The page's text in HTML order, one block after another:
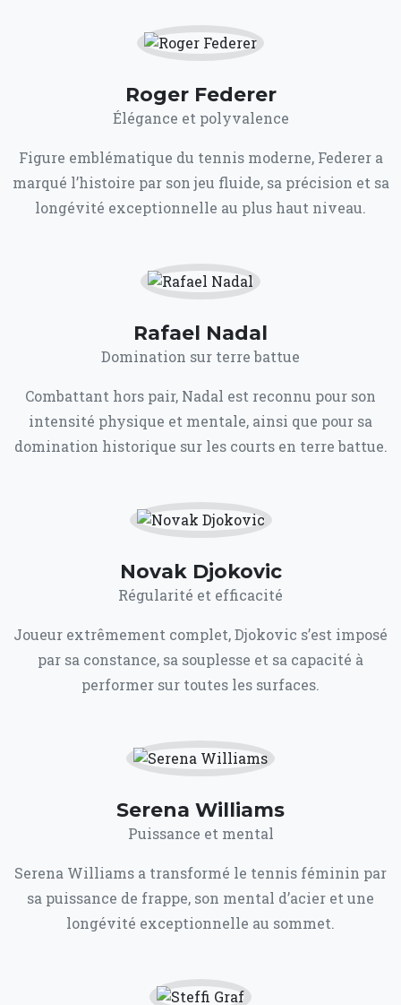
Roger Federer
Élégance et polyvalence
Figure emblématique du tennis moderne, Federer a
marqué l’histoire par son jeu fluide, sa précision et sa
longévité exceptionnelle au plus haut niveau.
Rafael Nadal
Domination sur terre battue
Combattant hors pair, Nadal est reconnu pour son
intensité physique et mentale, ainsi que pour sa
domination historique sur les courts en terre battue.
Novak Djokovic
Régularité et efficacité
Joueur extrêmement complet, Djokovic s’est imposé
par sa constance, sa souplesse et sa capacité à
performer sur toutes les surfaces.
Serena Williams
Puissance et mental
Serena Williams a transformé le tennis féminin par
sa puissance de frappe, son mental d’acier et une
longévité exceptionnelle au sommet.